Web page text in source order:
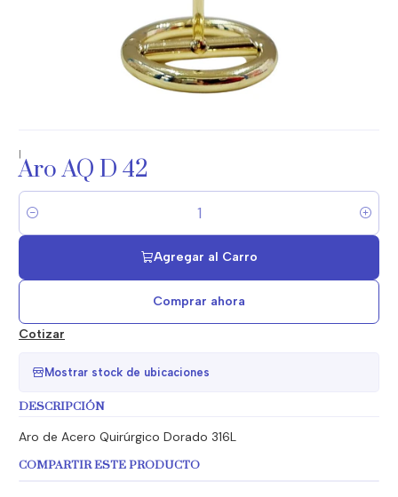
|
Aro AQ D 42
Cantidad
Agregar al Carro
Comprar ahora
Cotizar
Mostrar stock de ubicaciones
DESCRIPCIÓN
Aro de Acero Quirúrgico Dorado 316L
COMPARTIR ESTE PRODUCTO